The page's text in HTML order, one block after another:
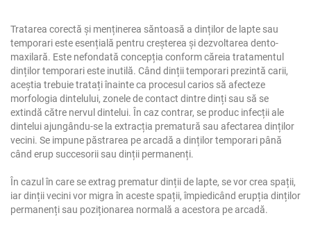
Tratarea corectă și menținerea săntoasă a dinților de lapte sau
temporari este esențială pentru creșterea și dezvoltarea dento-
maxilară. Este nefondată concepția conform căreia tratamentul
dinților temporari este inutilă. Când dinții temporari prezintă carii,
aceștia trebuie tratați înainte ca procesul carios să afecteze
morfologia dintelului, zonele de contact dintre dinți sau să se
extindă către nervul dintelui. În caz contrar, se produc infecții ale
dintelui ajungându-se la extracția prematură sau afectarea dinților
vecini. Se impune păstrarea pe arcadă a dinților temporari până
când erup succesorii sau dinții permanenți.
În cazul în care se extrag prematur dinții de lapte, se vor crea spații,
iar dinții vecini vor migra în aceste spații, împiedicând erupția dinților
permanenți sau poziționarea normală a acestora pe arcadă.